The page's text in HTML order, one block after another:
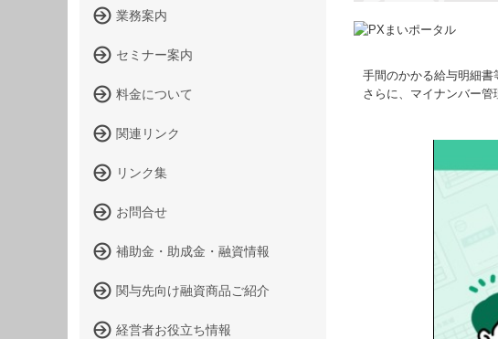
業務案内
セミナー案内
料金について
関連リンク
リンク集
お問合せ
補助金・助成金・融資情報
関与先向け融資商品ご紹介
経営者お役立ち情報
手間のかかる給与明細書
さらに、マイナンバー管